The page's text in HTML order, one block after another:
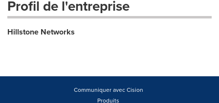
Profil de l'entreprise
Hillstone Networks
Communiquer avec Cision
Produits